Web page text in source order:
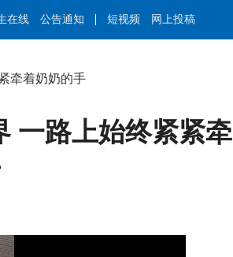
在线 公告通知 短视频 网上投稿
牵着奶奶的手
一路上始终紧紧牵